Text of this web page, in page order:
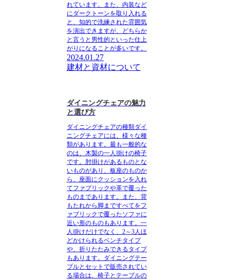
れています。また、内装など
にダークトーンを取り入れる
と、知的で洗練された雰囲気
を演出できますが、どちらか
と言うと男性的といった仕上
がりになることが多いです。
2024.01.27
建材と資材について
ダイニングチェアの魅力
と選び方
ダイニングチェアの種類ダイ
ニングチェアには、様々な種
類があります。最も一般的な
のは、木製の一人掛けの椅子
です。肘掛けがあるものとな
いものがあり、板座のものか
ら、座面にクッションを入れ
てファブリックや革で覆った
ものまであります。また、背
もたれから脚まですべてをフ
ァブリックで覆ったソファに
近い形のものもあります。一
人掛けだけでなく、2～3人ほ
どかけられるベンチタイプ
や、折りたたみできるタイプ
もあります。ダイニングテー
ブルとセットで販売されてい
る場合は、椅子とテーブルの